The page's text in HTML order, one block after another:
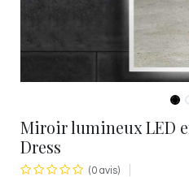
Miroir lumineux LED
Dress
(0 avis)